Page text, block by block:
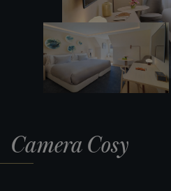
Camera Cosy